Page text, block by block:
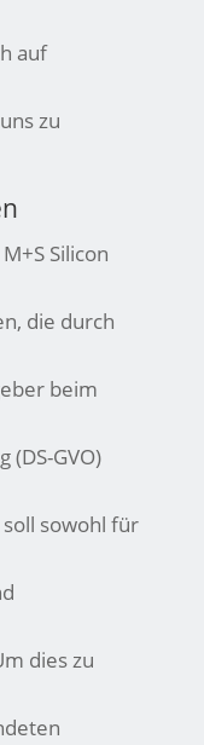
auf
zu
Silicon
die durch
beim
GVO)
sowohl für
dies zu